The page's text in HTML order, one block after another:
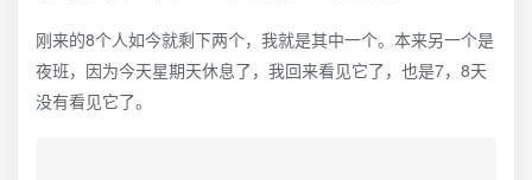
刚来的8个人如今就剩下两个，我就是其中一个。本来另一个是
夜班，因为今天星期天休息了，我回来看见它了，也是7，8天
没有看见它了。